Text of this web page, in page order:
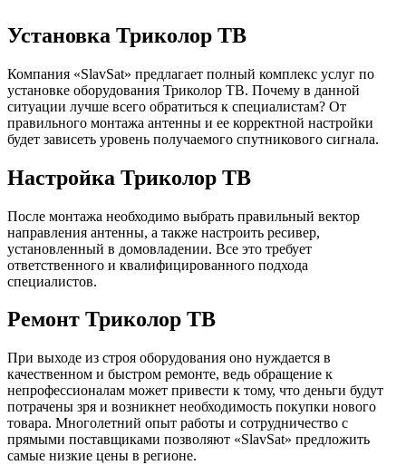
Установка Триколор ТВ
Компания «SlavSat» предлагает полный комплекс услуг по
установке оборудования Триколор ТВ. Почему в данной
ситуации лучше всего обратиться к специалистам? От
правильного монтажа антенны и ее корректной настройки
будет зависеть уровень получаемого спутникового сигнала.
Настройка Триколор ТВ
После монтажа необходимо выбрать правильный вектор
направления антенны, а также настроить ресивер,
установленный в домовладении. Все это требует
ответственного и квалифицированного подхода
специалистов.
Ремонт Триколор ТВ
При выходе из строя оборудования оно нуждается в
качественном и быстром ремонте, ведь обращение к
непрофессионалам может привести к тому, что деньги будут
потрачены зря и возникнет необходимость покупки нового
товара. Многолетний опыт работы и сотрудничество с
прямыми поставщиками позволяют «SlavSat» предложить
самые низкие цены в регионе.